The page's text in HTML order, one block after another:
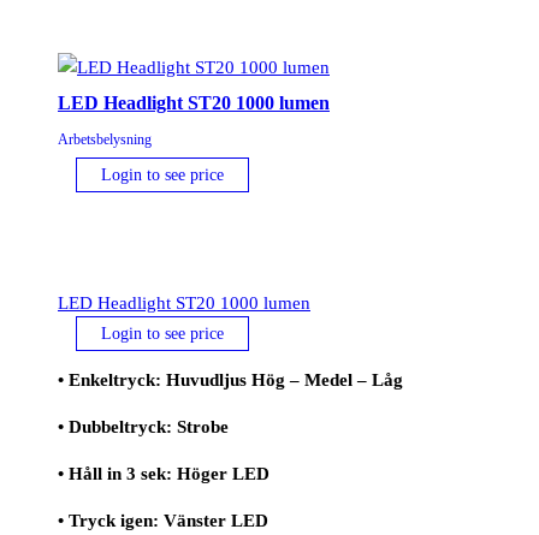
LED Headlight ST20 1000 lumen
Arbetsbelysning
Login to see price
LED Headlight ST20 1000 lumen
Login to see price
• Enkeltryck: Huvudljus Hög – Medel – Låg
• Dubbeltryck: Strobe
• Håll in 3 sek: Höger LED
• Tryck igen: Vänster LED